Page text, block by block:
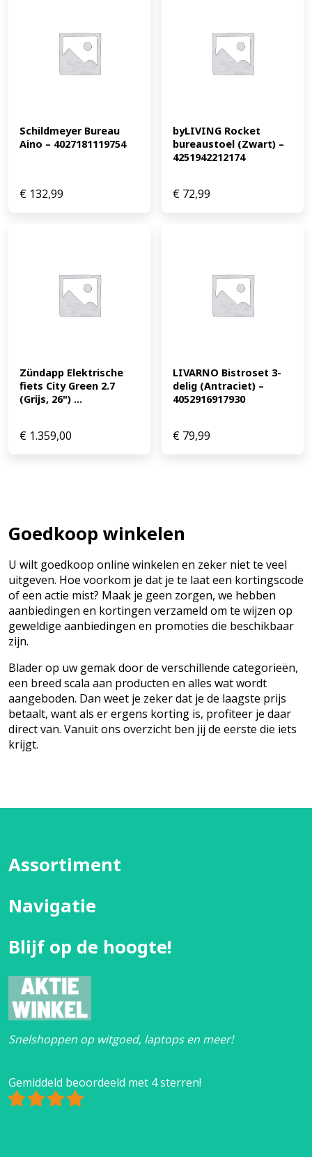
Schildmeyer Bureau
Aino – 4027181119754
€ 132,99
byLIVING Rocket
bureaustoel (Zwart) –
4251942212174
€ 72,99
Zündapp Elektrische
fiets City Green 2.7
(Grijs, 26") ...
€ 1.359,00
LIVARNO Bistroset 3-
delig (Antraciet) –
4052916917930
€ 79,99
Goedkoop winkelen
U wilt goedkoop online winkelen en zeker niet te veel
uitgeven. Hoe voorkom je dat je te laat een kortingscode
of een actie mist? Maak je geen zorgen, we hebben
aanbiedingen en kortingen verzameld om te wijzen op
geweldige aanbiedingen en promoties die beschikbaar
zijn.
Blader op uw gemak door de verschillende categorieën,
een breed scala aan producten en alles wat wordt
aangeboden. Dan weet je zeker dat je de laagste prijs
betaalt, want als er ergens korting is, profiteer je daar
direct van. Vanuit ons overzicht ben jij de eerste die iets
krijgt.
Assortiment
Navigatie
Blijf op de hoogte!
Snelshoppen op witgoed, laptops en meer!
Gemiddeld beoordeeld met 4 sterren!